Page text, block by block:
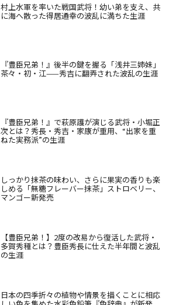
村上水軍を率いた戦国武将！幼い弟を支え、共
に海へ散った得居通幸の波乱に満ちた生涯
『豊臣兄弟！』後半の鍵を握る「浅井三姉妹」
茶々・初・江——秀吉に翻弄された波乱の生涯
『豊臣兄弟！』で萩原護が演じる武将・小堀正
次とは？秀長・秀吉・家康が重用、“出家を重
ねた実務派”の生涯
しっかり抹茶の味わい、さらに果実の香りも楽
しめる「無糖フレーバー抹茶」ストロベリー、
マンゴー新発売
【豊臣兄弟！】2度の改易から復活した武将・
多賀秀種とは？豊臣秀長に仕えた半年間と波乱
の生涯
日本の四季折々の植物や情景を描くことに相応